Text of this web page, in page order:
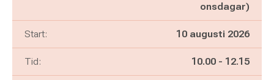
onsdagar)
Start: 10 augusti 2026
Tid: Pågår mellan
10.00 - och
12.15